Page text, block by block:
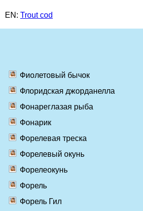
EN: Trout cod
Фиолетовый бычок
Флоридская джорданелла
Фонареглазая рыба
Фонарик
Форелевая треска
Форелевый окунь
Форелеокунь
Форель
Форель Гил